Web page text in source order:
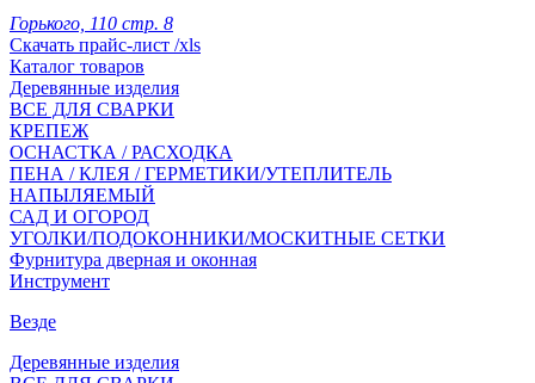
Горького, 110 стр. 8
Скачать прайс-лист /xls
Каталог товаров
Деревянные изделия
ВСЕ ДЛЯ СВАРКИ
КРЕПЕЖ
ОСНАСТКА / РАСХОДКА
ПЕНА / КЛЕЯ / ГЕРМЕТИКИ/УТЕПЛИТЕЛЬ
НАПЫЛЯЕМЫЙ
САД И ОГОРОД
УГОЛКИ/ПОДОКОННИКИ/МОСКИТНЫЕ СЕТКИ
Фурнитура дверная и оконная
Инструмент
Везде
Деревянные изделия